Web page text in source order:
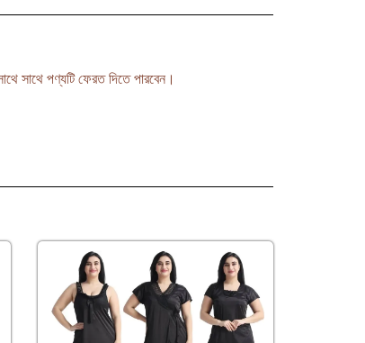
সাথে পণ্যটি ফেরত দিতে পারবেন।